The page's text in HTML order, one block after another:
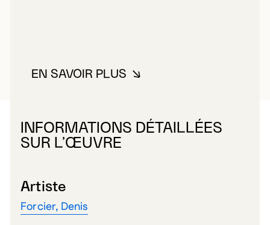
EN SAVOIR PLUSÀ PROPOS DE FORCIER, DENIS
INFORMATIONS DÉTAILLÉES
SUR L’ŒUVRE
Artiste
Forcier, Denis